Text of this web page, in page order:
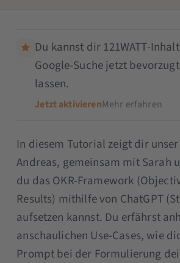
Du kannst dir 121WATT-
Google-Suche jetzt
lassen.
Jetzt aktivierenMehr erfahren
In diesem Tutorial zeigt dir unser
Andreas, gemeinsam mit Sarah
du das OKR-Framework
Results) mithilfe von ChatGPT
aufsetzen kannst. Du erfährst
anschaulichen Use-Cases, wie
Prompt bei der Formulierung